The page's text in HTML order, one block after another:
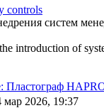
controls
систем
introduction of
Пластограф
мар 2026, 19:37